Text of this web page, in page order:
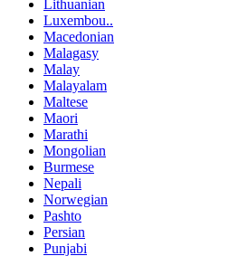
Lithuanian
Luxembou..
Macedonian
Malagasy
Malay
Malayalam
Maltese
Maori
Marathi
Mongolian
Burmese
Nepali
Norwegian
Pashto
Persian
Punjabi